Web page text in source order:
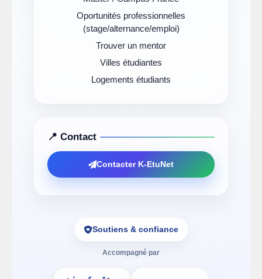
Oportunités professionnelles
(stage/alternance/emploi)
Trouver un mentor
Villes étudiantes
Logements étudiants
📍 Contact
Contacter K-EtuNet
Soutiens & confiance
Accompagné par